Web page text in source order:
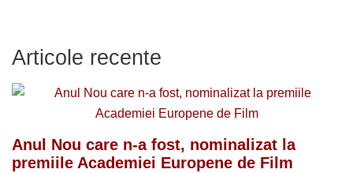
Articole recente
Anul Nou care n-a fost, nominalizat la
premiile Academiei Europene de Film